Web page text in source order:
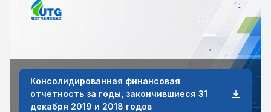
Консолидированная финансовая
отчетность за годы, закончившиеся 31
декабря 2019 и 2018 годов